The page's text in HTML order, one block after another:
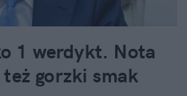
1 werdykt. Nota
gorzki smak